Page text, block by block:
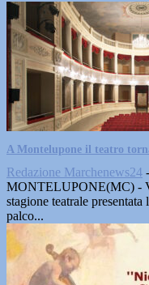
A Montelupone il teatro
Redazione Marchenews24 -
MONTELUPONE(MC) -
stagione teatrale presentata
palco...